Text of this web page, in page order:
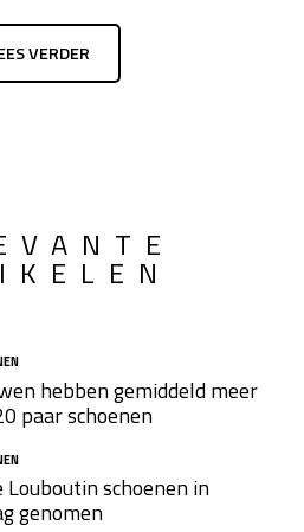
VERDER
hebben gemiddeld meer
paar schoenen
Louboutin schoenen in
genomen